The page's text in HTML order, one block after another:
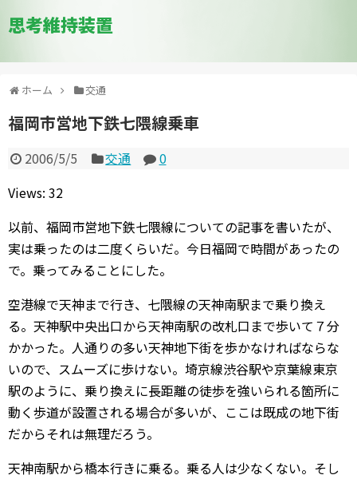
思考維持装置
ホーム 交通
福岡市営地下鉄七隈線乗車
2006/5/5 交通
0
Views: 32
以前、福岡市営地下鉄七隈線についての記事を書いたが、
実は乗ったのは二度くらいだ。今日福岡で時間があったの
で。乗ってみることにした。
空港線で天神まで行き、七隈線の天神南駅まで乗り換え
る。天神駅中央出口から天神南駅の改札口まで歩いて７分
かかった。人通りの多い天神地下街を歩かなければならな
いので、スムーズに歩けない。埼京線渋谷駅や京葉線東京
駅のように、乗り換えに長距離の徒歩を強いられる箇所に
動く歩道が設置される場合が多いが、ここは既成の地下街
だからそれは無理だろう。
天神南駅から橋本行きに乗る。乗る人は少なくない。そし